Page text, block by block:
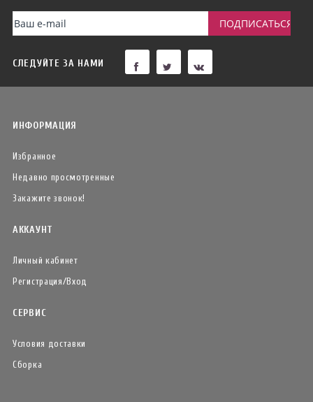
СЛЕДУЙТЕ ЗА НАМИ
ИНФОРМАЦИЯ
Избранное
Недавно просмотренные
Закажите звонок!
АККАУНТ
Личный кабинет
Регистрация/Вход
СЕРВИС
Условия доставки
Сборка